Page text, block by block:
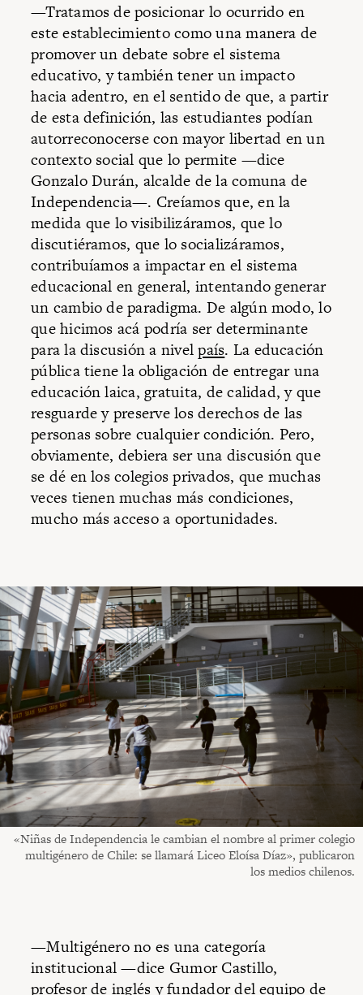
—Tratamos de posicionar lo ocurrido en
este establecimiento como una manera de
promover un debate sobre el sistema
educativo, y también tener un impacto
hacia adentro, en el sentido de que, a partir
de esta definición, las estudiantes podían
autorreconocerse con mayor libertad en un
contexto social que lo permite —dice
Gonzalo Durán, alcalde de la comuna de
Independencia—. Creíamos que, en la
medida que lo visibilizáramos, que lo
discutiéramos, que lo socializáramos,
contribuíamos a impactar en el sistema
educacional en general, intentando generar
un cambio de paradigma. De algún modo, lo
que hicimos acá podría ser determinante
para la discusión a nivelpaís. La educación
pública tiene la obligación de entregar una
educación laica, gratuita, de calidad, y que
resguarde y preserve los derechos de las
personas sobre cualquier condición. Pero,
obviamente, debiera ser una discusión que
se dé en los colegios privados, que muchas
veces tienen muchas más condiciones,
mucho más acceso a oportunidades.
«Niñas de Independencia le cambian el nombre al primer colegio
multigénero de Chile: se llamará Liceo Eloísa Díaz», publicaron
los medios chilenos.
—Multigénero no es una categoría
institucional —dice Gumor Castillo,
profesor de inglés y fundador del equipo de